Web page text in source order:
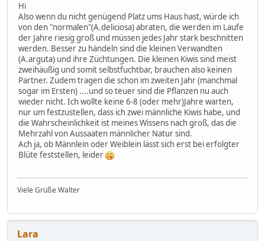
Hi
Also wenn du nicht genügend Platz ums Haus hast, würde ich
von den "normalen"(A.deliciosa) abraten, die werden im Laufe
der Jahre riesig groß und müssen jedes Jahr stark beschnitten
werden. Besser zu händeln sind die kleinen Verwandten
(A.arguta) und ihre Züchtungen. Die kleinen Kiwis sind meist
zweihäußig und somit selbstfuchtbar, brauchen also keinen
Partner. Zudem tragen die schon im zweiten Jahr (manchmal
sogar im Ersten) ....und so teuer sind die Pflanzen nu auch
wieder nicht. Ich wollte keine 6-8 (oder mehr)Jahre warten,
nur um festzustellen, dass ich zwei männliche Kiwis habe, und
die Wahrscheinlichkeit ist meines Wissens nach groß, das die
Mehrzahl von Aussaaten männlicher Natur sind.
Ach ja, ob Männlein oder Weiblein lässt sich erst bei erfolgter
Blüte feststellen, leider
Viele Grüße Walter
Lara